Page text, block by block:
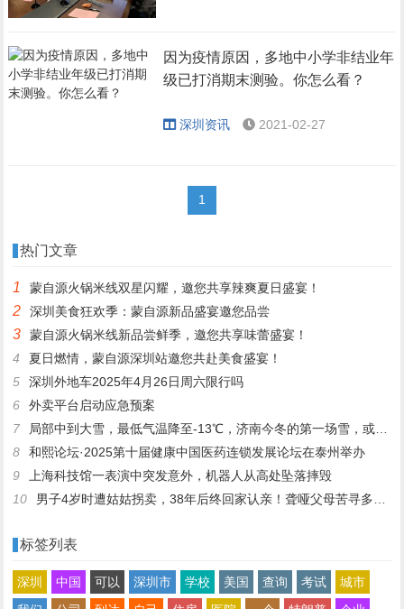
因为疫情原因，多地中小学非结业年
级已打消期末测验。你怎么看？
深圳资讯 2021-02-27
1
热门文章
1 蒙自源火锅米线双星闪耀，邀您共享辣爽夏日盛宴！
2 深圳美食狂欢季：蒙自源新品盛宴邀您品尝
3
蒙自源火锅米线新品尝鲜季，邀您共享味蕾盛宴！
4
夏日燃情，蒙自源深圳站邀您共赴美食盛宴！
5
深圳外地车2025年4月26日周六限行吗
6
外卖平台启动应急预案
7
局部中到大雪，最低气温降至-13℃，济南今冬的第一场雪，或跟去年同一时间！
8
和熙论坛·2025第十届健康中国医药连锁发展论坛在泰州举办
9
上海科技馆一表演中突发意外，机器人从高处坠落摔毁
10
男子4岁时遭姑姑拐卖，38年后终回家认亲！聋哑父母苦寻多年，母亲已抱憾离世丨红星寻人
标签列表
深圳 中国 可以 深圳市 学校 美国 查询 考试
城市